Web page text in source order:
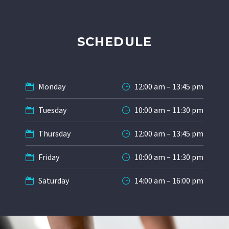
SCHEDULE
Monday 12:00 am – 13:45 pm
Tuesday 10:00 am – 11:30 pm
Thursday 12:00 am – 13:45 pm
Friday 10:00 am – 11:30 pm
Saturday 14:00 am – 16:00 pm